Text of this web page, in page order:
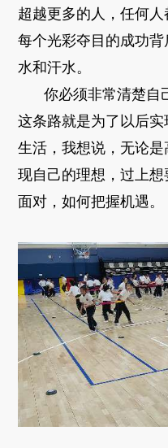
超越更多的人，任何
每个光彩夺目的成功
水和汗水。
你必须非常清楚自
这条路就是为了以后
生活，我想说，无论
现自己的理想，过上
面对，如何把握机遇。